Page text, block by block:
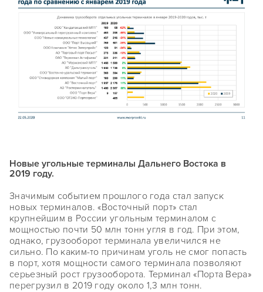
Новые угольные терминалы Дальнего Востока в
2019 году.
Значимым событием прошлого года стал запуск
новых терминалов. «Восточный порт» стал
крупнейшим в России угольным терминалом с
мощностью почти 50 млн тонн угля в год. При этом,
однако, грузооборот терминала увеличился не
сильно. По каким-то причинам уголь не смог попасть
в порт, хотя мощности самого терминала позволяют
серьезный рост грузооборота. Терминал «Порта Вера»
перегрузил в 2019 году около 1,3 млн тонн.